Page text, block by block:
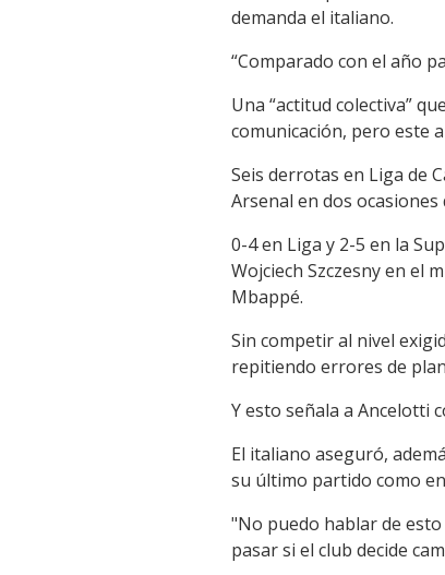
demanda el italiano.
“Comparado con el año
Una “actitud colectiva”
comunicación, pero este
Seis derrotas en Liga de
Arsenal en dos
0-4 en Liga y 2-5 en la
Wojciech Szczesny en el
Mbappé.
Sin competir al nivel
repitiendo errores de
Y esto señala a Ancelotti
El italiano aseguró,
su último partido como
"No puedo hablar de
pasar si el club decide